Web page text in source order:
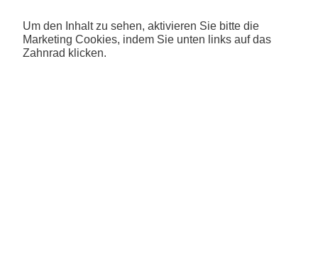
Um den Inhalt zu sehen, aktivieren Sie bitte die
Marketing Cookies, indem Sie unten links auf das
Zahnrad klicken.